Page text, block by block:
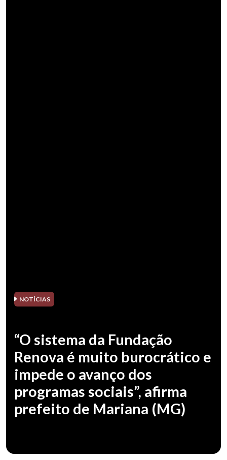
NOTÍCIAS
“O sistema da Fundação
Renova é muito burocrático e
impede o avanço dos
programas sociais”, afirma
prefeito de Mariana (MG)